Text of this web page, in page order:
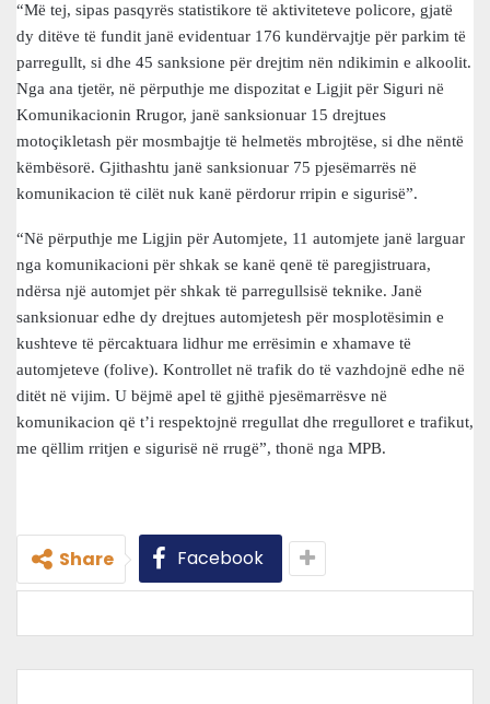
“Më tej, sipas pasqyrës statistikore të aktiviteteve policore, gjatë
dy ditëve të fundit janë evidentuar 176 kundërvajtje për parkim të
parregullt, si dhe 45 sanksione për drejtim nën ndikimin e alkoolit.
Nga ana tjetër, në përputhje me dispozitat e Ligjit për Siguri në
Komunikacionin Rrugor, janë sanksionuar 15 drejtues
motoçikletash për mosmbajtje të helmetës mbrojtëse, si dhe nëntë
këmbësorë. Gjithashtu janë sanksionuar 75 pjesëmarrës në
komunikacion të cilët nuk kanë përdorur rripin e sigurisë”.
“Në përputhje me Ligjin për Automjete, 11 automjete janë larguar
nga komunikacioni për shkak se kanë qenë të paregjistruara,
ndërsa një automjet për shkak të parregullsisë teknike. Janë
sanksionuar edhe dy drejtues automjetesh për mosplotësimin e
kushteve të përcaktuara lidhur me errësimin e xhamave të
automjeteve (folive). Kontrollet në trafik do të vazhdojnë edhe në
ditët në vijim. U bëjmë apel të gjithë pjesëmarrësve në
komunikacion që t’i respektojnë rregullat dhe rregulloret e trafikut,
me qëllim rritjen e sigurisë në rrugë”, thonë nga MPB.
Share Facebook